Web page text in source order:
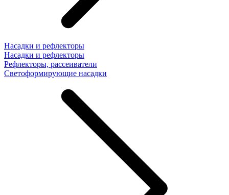
Насадки и рефлекторы
Насадки и рефлекторы
Рефлекторы, рассеиватели
Светоформирующие насадки